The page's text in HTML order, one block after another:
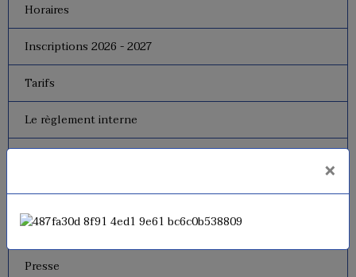
Horaires
Inscriptions 2026 - 2027
Tarifs
Le règlement interne
Dates de fermeture
Historique de l'USM Badminton
Presse
×